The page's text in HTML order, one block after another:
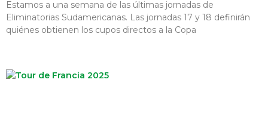
Estamos a una semana de las últimas jornadas de
Eliminatorias Sudamericanas. Las jornadas 17 y 18 definirán
quiénes obtienen los cupos directos a la Copa